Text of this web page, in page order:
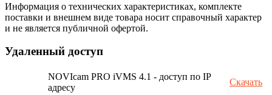
Информация о технических характеристиках, комплекте
поставки и внешнем виде товара носит справочный характер
и не является публичной офертой.
Удаленный доступ
NOVIcam PRO iVMS 4.1 - доступ по IP
адресу
Скачать